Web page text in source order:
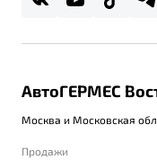
АвтоГЕРМЕС
Москва и Московская
Продажи